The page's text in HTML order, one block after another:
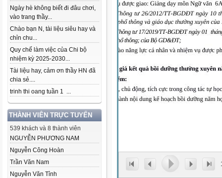
Ngày hè không biết đi đâu chơi,
vào trang thầy...
Chào bạn N, tài liệu siêu hay và
chỉn chu...
Quy chế làm việc của Chi bộ
nhiệm kỳ 2025-2030...
Tài liệu hay, cảm ơn thầy HN đã
chia sẻ....
trinh thi oang tuần 1 ...
THÀNH VIÊN TRỰC TUYẾN
539 khách và 8 thành viên
NGUYỄN PHƯƠNG NAM
Nguyễn Công Hoàn
Trần Văn Nam
Nguyễn Văn Tỉnh